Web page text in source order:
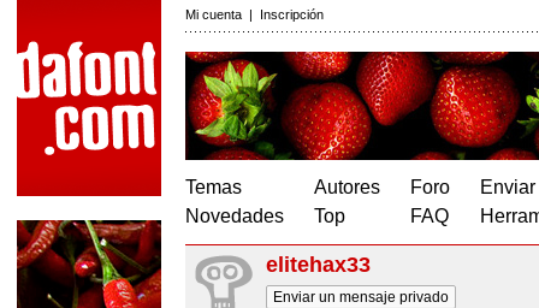
Mi cuenta | Inscripción
Temas
Novedades
Autores
Top
Foro
FAQ
elitehax33
Enviar un mensaje privado